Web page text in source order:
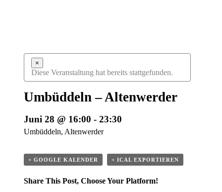
×
Diese Veranstaltung hat bereits stattgefunden.
Umbüddeln – Altenwerder
Juni 28 @ 16:00 - 23:30
Umbüddeln, Altenwerder
+ GOOGLE KALENDER + ICAL EXPORTIEREN
Share This Post, Choose Your Platform!